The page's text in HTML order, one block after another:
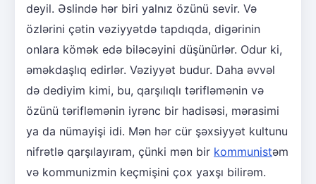
deyil. Əslində hər biri yalnız özünü sevir. Və
özlərini çətin vəziyyətdə tapdıqda, digərinin
onlara kömək edə biləcəyini düşünürlər. Odur ki,
əməkdaşlıq edirlər. Vəziyyət budur. Daha əvvəl
də dediyim kimi, bu, qarşılıqlı tərifləmənin və
özünü tərifləmənin iyrənc bir hadisəsi, mərasimi
ya da nümayişi idi. Mən hər cür şəxsiyyət kultunu
nifrətlə qarşılayıram, çünki mən bir kommunistəm
və kommunizmin keçmişini çox yaxşı bilirəm.